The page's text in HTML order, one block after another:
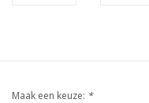
Maak een keuze: *